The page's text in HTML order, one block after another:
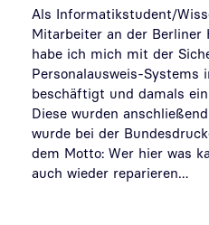
Als Informatikstudent/
Mitarbeiter an der
habe ich mich mit der
Personalausweis-Systems
beschäftigt und damals
Diese wurden
wurde bei der
dem Motto: Wer hier was
auch wieder reparieren…